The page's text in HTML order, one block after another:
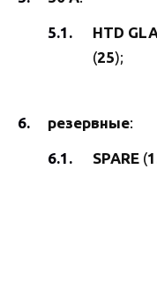
HTD
(25);
резервные:
SPARE (